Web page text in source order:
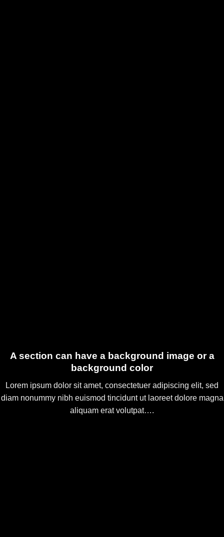
A section can have a background image or a
background color
Lorem ipsum dolor sit amet, consectetuer adipiscing elit, sed
diam nonummy nibh euismod tincidunt ut laoreet dolore magna
aliquam erat volutpat….